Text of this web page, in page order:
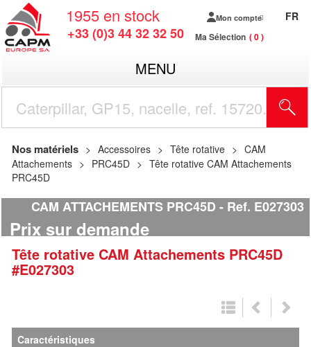
1955 en stock
+33 (0)3 44 32 32 50
Mon compte
Ma Sélection 0
FR
MENU
Nos matériels Accessoires Tête rotative
CAM
Attachements
PRC45D
Tête rotative CAM Attachements
PRC45D
CAM ATTACHEMENTS PRC45D Ref. E027303
Prix sur demande
Tête rotative CAM Attachements PRC45D
#E027303
Caractéristiques